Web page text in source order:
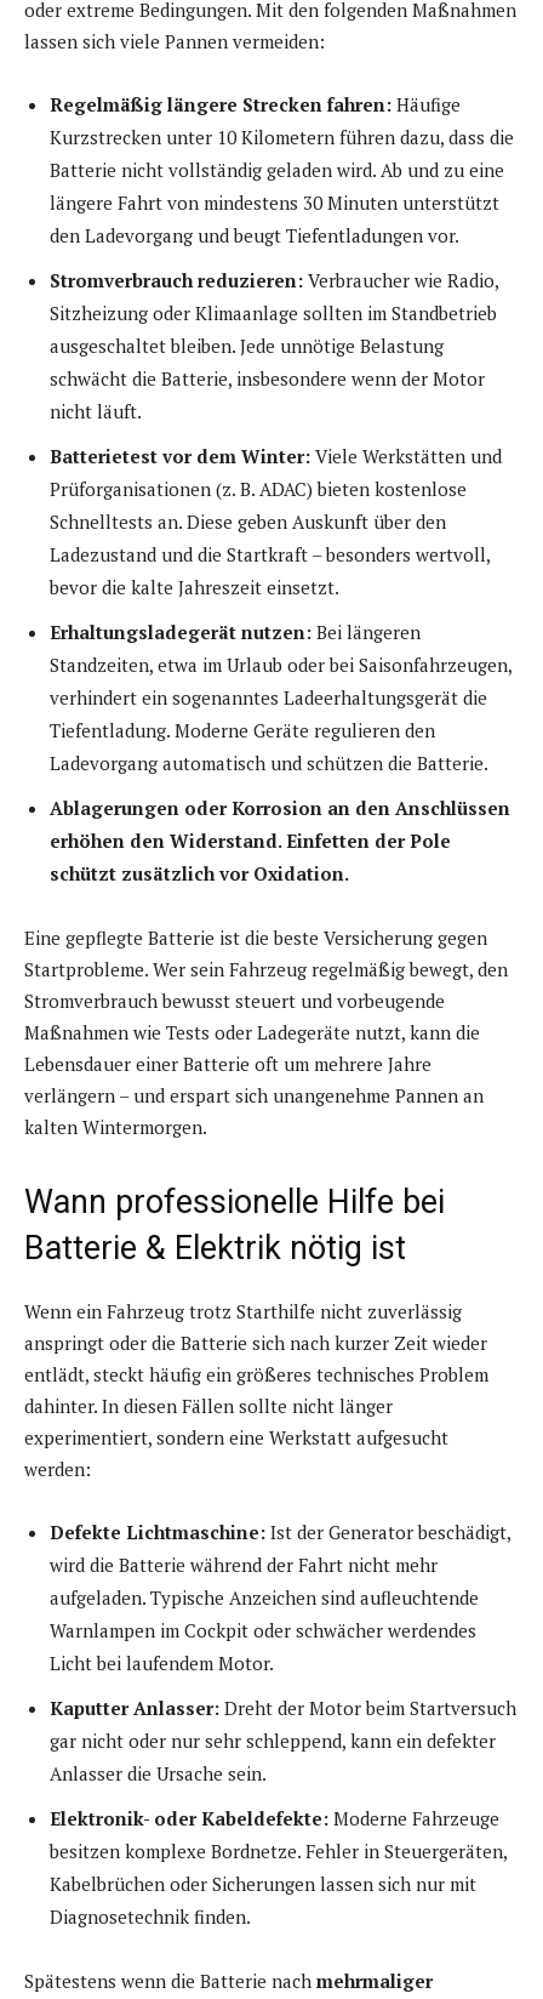
oder extreme Bedingungen. Mit den folgenden Maßnahmen
lassen sich viele Pannen vermeiden:
Regelmäßig längere Strecken fahren: Häufige
Kurzstrecken unter 10 Kilometern führen dazu, dass die
Batterie nicht vollständig geladen wird. Ab und zu eine
längere Fahrt von mindestens 30 Minuten unterstützt
den Ladevorgang und beugt Tiefentladungen vor.
Stromverbrauch reduzieren: Verbraucher wie Radio,
Sitzheizung oder Klimaanlage sollten im Standbetrieb
ausgeschaltet bleiben. Jede unnötige Belastung
schwächt die Batterie, insbesondere wenn der Motor
nicht läuft.
Batterietest vor dem Winter: Viele Werkstätten und
Prüforganisationen (z. B. ADAC) bieten kostenlose
Schnelltests an. Diese geben Auskunft über den
Ladezustand und die Startkraft – besonders wertvoll,
bevor die kalte Jahreszeit einsetzt.
Erhaltungsladegerät nutzen: Bei längeren
Standzeiten, etwa im Urlaub oder bei Saisonfahrzeugen,
verhindert ein sogenanntes Ladeerhaltungsgerät die
Tiefentladung. Moderne Geräte regulieren den
Ladevorgang automatisch und schützen die Batterie.
Ablagerungen oder Korrosion an den Anschlüssen
erhöhen den Widerstand. Einfetten der Pole
schützt zusätzlich vor Oxidation.
Eine gepflegte Batterie ist die beste Versicherung gegen
Startprobleme. Wer sein Fahrzeug regelmäßig bewegt, den
Stromverbrauch bewusst steuert und vorbeugende
Maßnahmen wie Tests oder Ladegeräte nutzt, kann die
Lebensdauer einer Batterie oft um mehrere Jahre
verlängern – und erspart sich unangenehme Pannen an
kalten Wintermorgen.
Wann professionelle Hilfe bei
Batterie & Elektrik nötig ist
Wenn ein Fahrzeug trotz Starthilfe nicht zuverlässig
anspringt oder die Batterie sich nach kurzer Zeit wieder
entlädt, steckt häufig ein größeres technisches Problem
dahinter. In diesen Fällen sollte nicht länger
experimentiert, sondern eine Werkstatt aufgesucht
werden:
Defekte Lichtmaschine: Ist der Generator beschädigt,
wird die Batterie während der Fahrt nicht mehr
aufgeladen. Typische Anzeichen sind aufleuchtende
Warnlampen im Cockpit oder schwächer werdendes
Licht bei laufendem Motor.
Kaputter Anlasser: Dreht der Motor beim Startversuch
gar nicht oder nur sehr schleppend, kann ein defekter
Anlasser die Ursache sein.
Elektronik- oder Kabeldefekte: Moderne Fahrzeuge
besitzen komplexe Bordnetze. Fehler in Steuergeräten,
Kabelbrüchen oder Sicherungen lassen sich nur mit
Diagnosetechnik finden.
Spätestens wenn die Batterie nach mehrmaliger